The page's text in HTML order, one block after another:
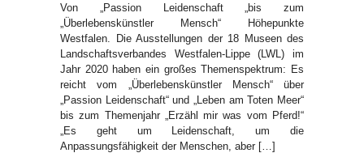
Von „Passion Leidenschaft „bis zum
„Überlebenskünstler Mensch“ Höhepunkte
Westfalen. Die Ausstellungen der 18 Museen des
Landschaftsverbandes Westfalen-Lippe (LWL) im
Jahr 2020 haben ein großes Themenspektrum: Es
reicht vom „Überlebenskünstler Mensch“ über
„Passion Leidenschaft“ und „Leben am Toten Meer“
bis zum Themenjahr „Erzähl mir was vom Pferd!“
„Es geht um Leidenschaft, um die
Anpassungsfähigkeit der Menschen, aber […]